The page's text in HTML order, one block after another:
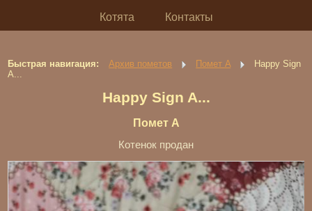
Котята Контакты
Быстрая навигация: Архив пометов Помет A
Happy Sign
A...
Happy Sign A...
Помет A
Котенок продан